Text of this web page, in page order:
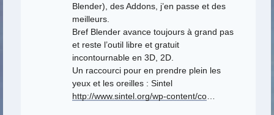
Blender), des Addons, j’en passe et des
meilleurs.
Bref Blender avance toujours à grand pas
et reste l’outil libre et gratuit
incontournable en 3D, 2D.
Un raccourci pour en prendre plein les
yeux et les oreilles : Sintel
http://www.sintel.org/wp-content/co…